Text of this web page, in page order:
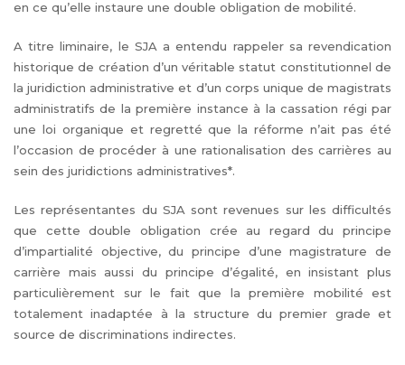
en ce qu’elle instaure une double obligation de mobilité.
A titre liminaire, le SJA a entendu rappeler sa revendication
historique de création d’un véritable statut constitutionnel de
la juridiction administrative et d’un corps unique de magistrats
administratifs de la première instance à la cassation régi par
une loi organique et regretté que la réforme n’ait pas été
l’occasion de procéder à une rationalisation des carrières au
sein des juridictions administratives*.
Les représentantes du SJA sont revenues sur les difficultés
que cette double obligation crée au regard du principe
d’impartialité objective, du principe d’une magistrature de
carrière mais aussi du principe d’égalité, en insistant plus
particulièrement sur le fait que la première mobilité est
totalement inadaptée à la structure du premier grade et
source de discriminations indirectes.